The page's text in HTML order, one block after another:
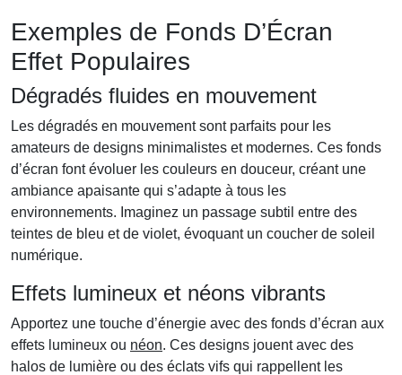
Exemples de Fonds D’Écran
Effet Populaires
Dégradés fluides en mouvement
Les dégradés en mouvement sont parfaits pour les
amateurs de designs minimalistes et modernes. Ces fonds
d’écran font évoluer les couleurs en douceur, créant une
ambiance apaisante qui s’adapte à tous les
environnements. Imaginez un passage subtil entre des
teintes de bleu et de violet, évoquant un coucher de soleil
numérique.
Effets lumineux et néons vibrants
Apportez une touche d’énergie avec des fonds d’écran aux
effets lumineux ou néon. Ces designs jouent avec des
halos de lumière ou des éclats vifs qui rappellent les